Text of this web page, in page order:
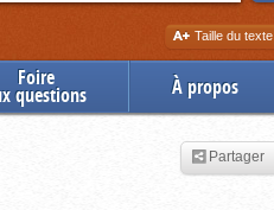
Augmenter
la
Taille du texte
Foire
questions À propos
Partager